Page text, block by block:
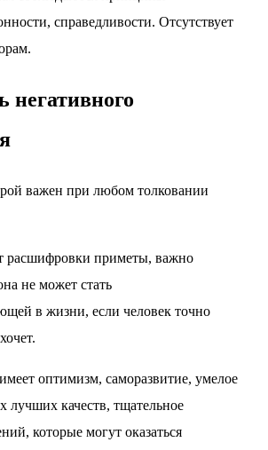
справедливости. Отсутствует
негативного
расшифровки приметы, важно
не может стать
в жизни, если человек точно
оптимизм, саморазвитие, умелое
лучших качеств, тщательное
которые могут оказаться